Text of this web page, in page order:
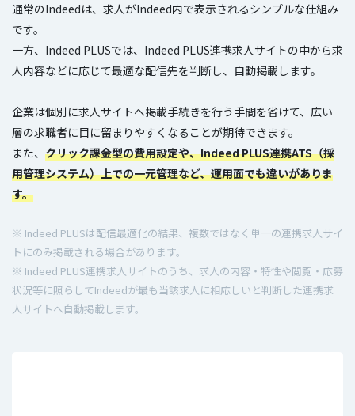
通常のIndeedは、求人がIndeed内で表示されるシンプルな仕組み
です。
一方、Indeed PLUSでは、Indeed PLUS連携求人サイトの中から求
人内容などに応じて最適な配信先を判断し、自動掲載します。
企業は個別に求人サイトへ掲載手続きを行う手間を省けて、広い
層の求職者に目に留まりやすくなることが期待できます。
また、 クリック課金型の費用設定や、Indeed PLUS連携ATS（採
用管理システム）上での一元管理など、運用面でも違いがありま
す。
※ Indeed PLUSは配信最適化の結果、複数ではなく単一の連携求人サイ
トにのみ掲載される場合があります。
※ Indeed PLUS連携求人サイトのうち、求人の内容・特性や閲覧・応募
状況等に照らしてIndeedが最も当該求人に相応しいと判断した連携求
人サイトへ自動掲載します。